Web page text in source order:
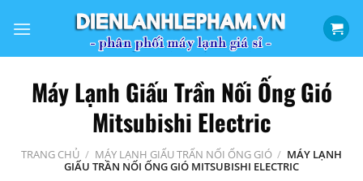
qua
Máy Lạnh Giấu Trần Nối Ống Gió
Mitsubishi Electric
TRANG CHỦ / MÁY LẠNH GIẤU TRẤN NỐI ỐNG GIÓ / MÁY LẠNH
GIẤU TRẦN NỐI ỐNG GIÓ MITSUBISHI ELECTRIC